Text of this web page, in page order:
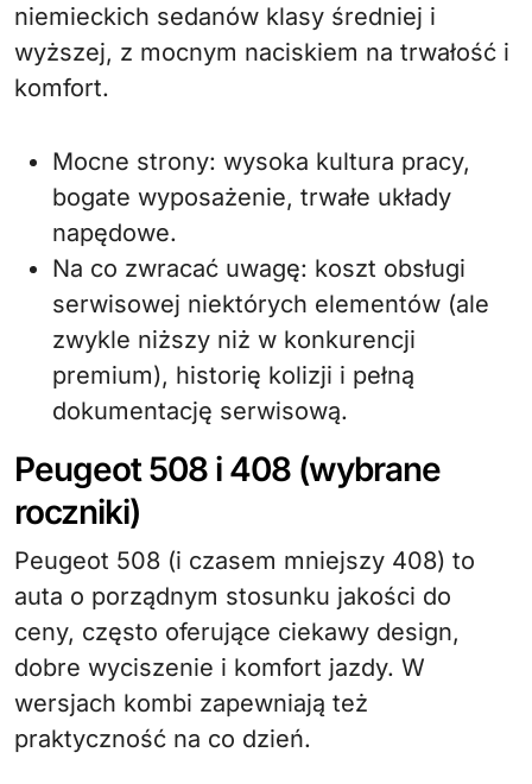
niemieckich sedanów klasy średniej i
wyższej, z mocnym naciskiem na trwałość i
komfort.
Mocne strony: wysoka kultura pracy,
bogate wyposażenie, trwałe układy
napędowe.
Na co zwracać uwagę: koszt obsługi
serwisowej niektórych elementów (ale
zwykle niższy niż w konkurencji
premium), historię kolizji i pełną
dokumentację serwisową.
Peugeot 508 i 408 (wybrane
roczniki)
Peugeot 508 (i czasem mniejszy 408) to
auta o porządnym stosunku jakości do
ceny, często oferujące ciekawy design,
dobre wyciszenie i komfort jazdy. W
wersjach kombi zapewniają też
praktyczność na co dzień.